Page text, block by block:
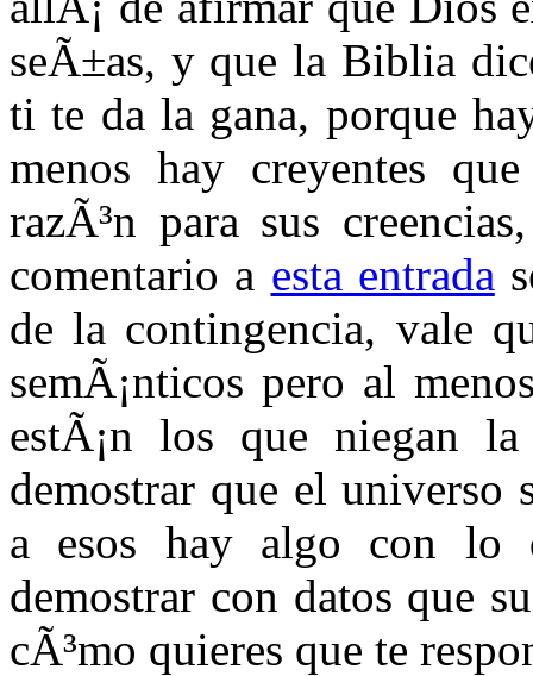
seÃ±as, y que la Biblia
ti te da la gana, porque
menos hay creyentes
razÃ³n para sus
comentario a esta entrada
de la contingencia, vale
semÃ¡nticos pero al
estÃ¡n los que niegan
demostrar que el universo
a esos hay algo con lo
demostrar con datos que
cÃ³mo quieres que te